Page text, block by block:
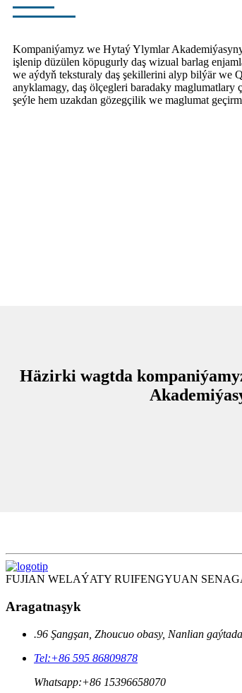
Kompaniýamyz we Hytaý Ylymlar
işlenip düzülen köpugurly daş wizual barlag
we aýdyň teksturaly daş şekillerini alyp bilýär we
anyklamagy, daş ölçegleri baradaky
şeýle hem uzakdan gözegçilik we maglumat
Häzirki wagtda
FUJIAN WELAÝATY RUIFENGYUAN
Aragatnaşyk
.96 Şangşan, Zhoucuo obasy, Nanlian
Tel:+86 595 86809878
Whatsapp:+86 15396658070